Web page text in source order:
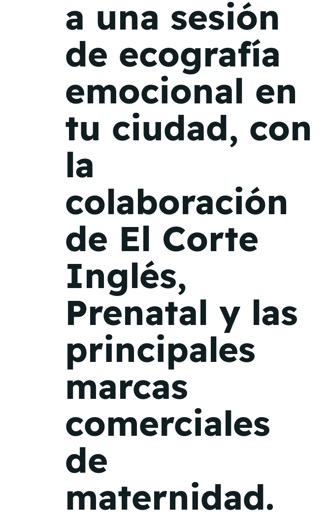
05
a una sesión
de ecografía
emocional en
tu ciudad, con
la
colaboración
de El Corte
Inglés,
Prenatal y las
principales
marcas
comerciales
de
maternidad.